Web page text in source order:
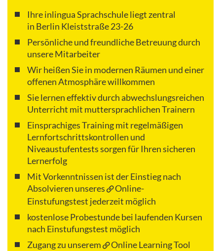
Ihre inlingua Sprachschule liegt zentral
in Berlin Kleiststraße 23-26
Persönliche und freundliche Betreuung durch
unsere Mitarbeiter
Wir heißen Sie in modernen Räumen und einer
offenen Atmosphäre willkommen
Sie lernen effektiv durch abwechslungsreichen
Unterricht mit muttersprachlichen Trainern
Einsprachiges Training mit regelmäßigen
Lernfortschrittskontrollen und
Niveaustufentests sorgen für Ihren sicheren
Lernerfolg
Mit Vorkenntnissen ist der Einstieg nach
Absolvieren unseres
Online-
Einstufungstest jederzeit möglich
kostenlose Probestunde bei laufenden Kursen
nach Einstufungstest möglich
Zugang zu unserem
Online Learning Tool